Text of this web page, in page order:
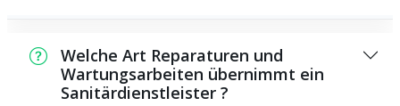
Wartungsarbeiten, die Sie eigenständig
ausführen können, beispielsweise das
Verwenden von Rohrreinigungsmitteln aus
Welche Art Reparaturen und
Wartungsarbeiten übernimmt ein
Sanitärdienstleister ?